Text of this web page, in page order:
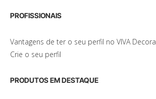
PROFISSIONAIS
Vantagens de ter o seu perfil no VIVA Decora
Crie o seu perfil
PRODUTOS EM DESTAQUE